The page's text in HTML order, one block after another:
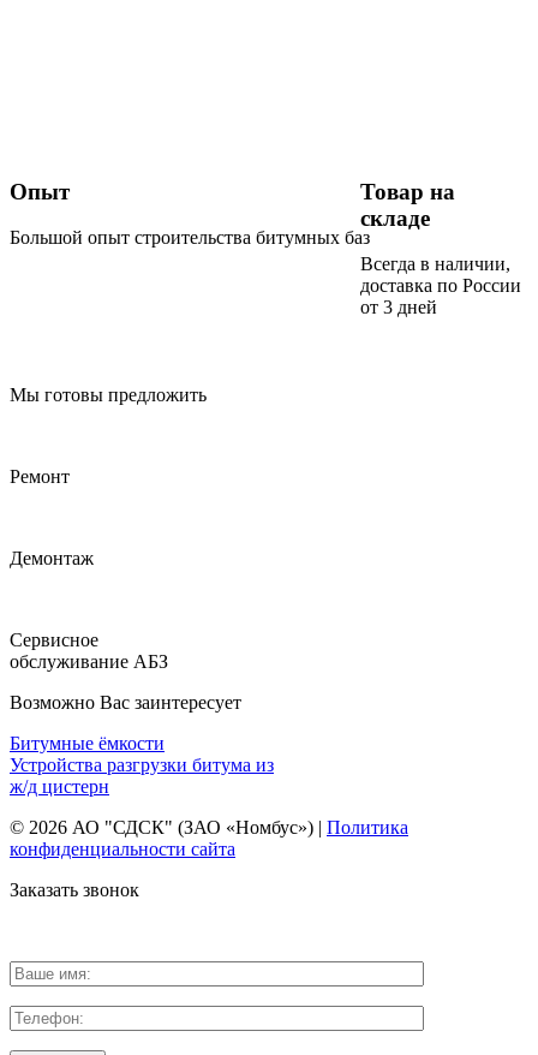
Опыт
Большой опыт строительства битумных баз
Товар на
складе
Всегда в наличии,
доставка по России
от 3 дней
Мы готовы предложить
Ремонт
Демонтаж
Сервисное
обслуживание АБЗ
Возможно Вас заинтересует
Битумные ёмкости
Устройства разгрузки битума из
ж/д цистерн
© 2026 АО "СДСК" (ЗАО «Номбус») | Политика
конфиденциальности сайта
Заказать звонок